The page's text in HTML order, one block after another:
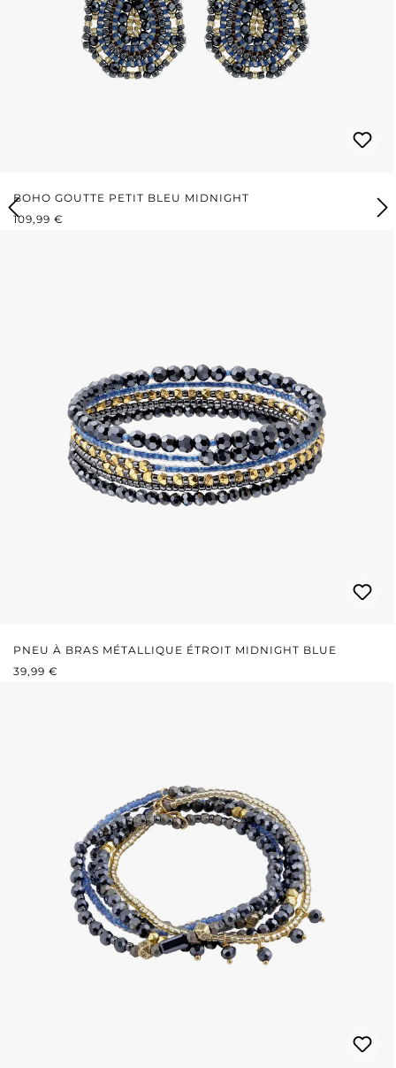
BOHO GOUTTE PETIT BLEU MIDNIGHT
PRIX RÉGULIER :
109,99 €
PNEU À BRAS MÉTALLIQUE ÉTROIT MIDNIGHT BLUE
PRIX RÉGULIER :
39,99 €